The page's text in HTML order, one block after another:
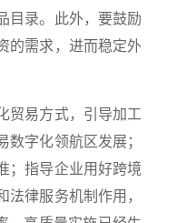
目录。此外，要鼓励
的需求，进而稳定外
易方式，引导加工
字化领航区发展；
；指导企业用好跨境
律服务机制作用，